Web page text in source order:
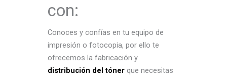
con:
Conoces y confías en tu equipo de
impresión o fotocopia, por ello te
ofrecemos la fabricación y
distribución del tóner que necesitas